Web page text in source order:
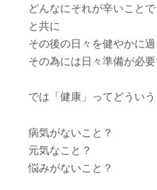
どんなにそれが辛いこと
と共に
その後の日々を健やかに過
その為には日々準備が必要
では「健康」ってどうい
病気がないこと？
元気なこと？
悩みがないこと？